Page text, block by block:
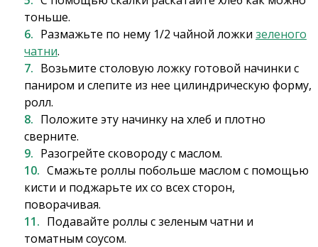
тоньше.
Размажьте по нему 1/2 чайной ложки зеленого
чатни.
Возьмите столовую ложку готовой начинки с
паниром и слепите из нее цилиндрическую форму,
ролл.
Положите эту начинку на хлеб и плотно
сверните.
Разогрейте сковороду с маслом.
Смажьте роллы побольше маслом с помощью
кисти и поджарьте их со всех сторон,
поворачивая.
Подавайте роллы с зеленым чатни и
томатным соусом.